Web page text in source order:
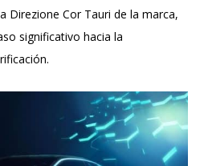
Direzione Cor Tauri de la marca,
significativo hacia la